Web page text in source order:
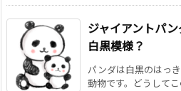
ジャイアントパ
白黒模様？
パンダは白黒のはっ
動物です。どうして